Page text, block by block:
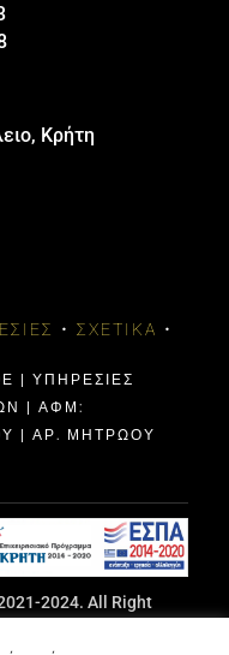
Κρήτη
• ΣΧΕΤΙΚΆ •
| ΥΠΗΡΕΣΙΕΣ
| ΑΦΜ:
| ΑΡ. ΜΗΤΡΩΟΥ
2024. All Right